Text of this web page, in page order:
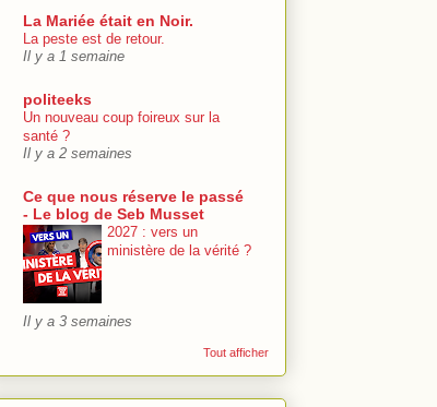
La Mariée était en Noir.
La peste est de retour.
Il y a 1 semaine
politeeks
Un nouveau coup foireux sur la
santé ?
Il y a 2 semaines
Ce que nous réserve le passé
- Le blog de Seb Musset
2027 : vers un
ministère de la vérité ?
Il y a 3 semaines
Tout afficher